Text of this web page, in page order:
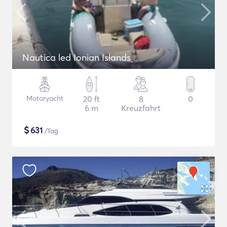
Nautica led Ionian Islands
Motoryacht
20 ft
6 m
8
Kreuzfahrt
0
$631 /Tag